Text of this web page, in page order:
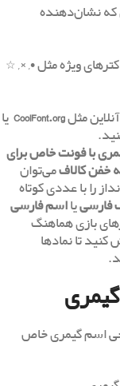
که نشان‌دهنده
ویژه مثل •, ×, ☆
مثلCoolFont.org یا
با فونت خاص برای
خفن کالافمی‌توان
را با عددی کوتاه
فارسییااسم فارسی
بازی هماهنگ
کنید تا نمادها
اسم گیمری خاص